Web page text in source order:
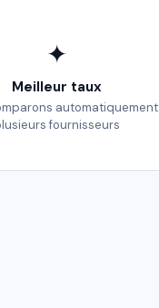
✦
Meilleur taux
automatiquement
fournisseurs